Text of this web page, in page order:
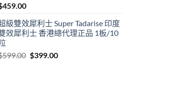
459.00
級雙效犀利士 Super Tadarise 印度
效犀利士 香港總代理正品 1板/10
599.00 Original
$399.00Current